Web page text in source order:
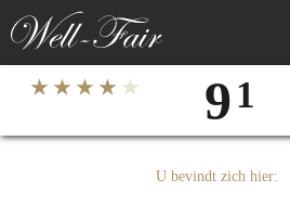
★ ★ ★ ★ ★ 91
U bevindt zich hier: